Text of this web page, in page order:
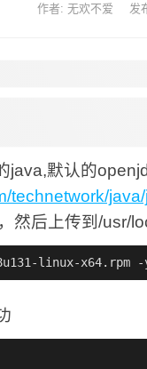
作者: 无欢不爱 发
java,默认的
technetwork/
然后上传到/usr/
linux-x64.rpm -